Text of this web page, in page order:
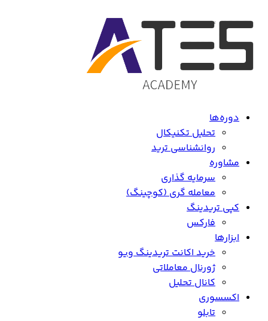
دوره‌ها
تحلیل تکنیکال
روانشناسی ترید
مشاوره
سرمایه گذاری
معامله گری (کوچینگ)
کپی تریدینگ
فارکس
ابزارها
خرید اکانت تریدینگ ویو
ژورنال معاملاتی
کانال تحلیل
اکسسوری
تابلو